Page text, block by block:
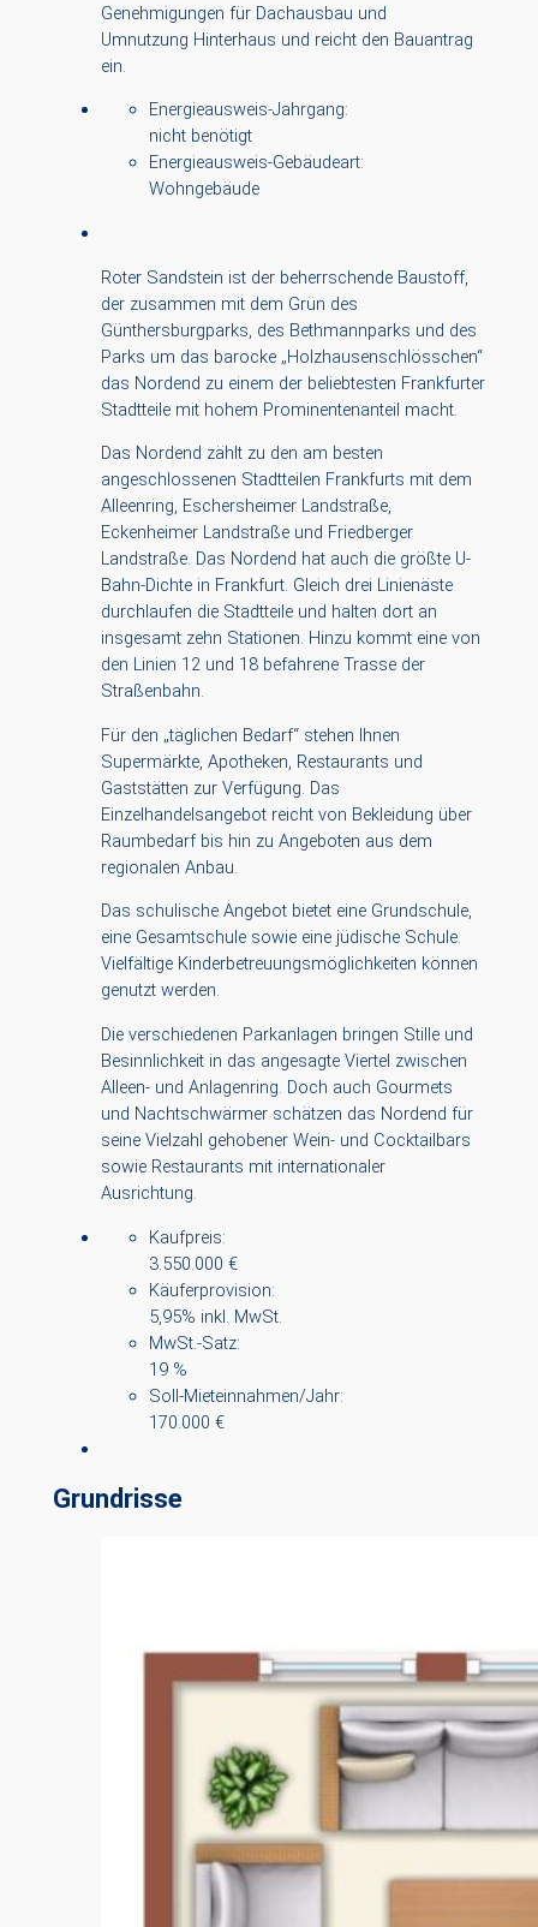
Genehmigungen für Dachausbau und
Umnutzung Hinterhaus und reicht den Bauantrag
ein.
Energieausweis-Jahrgang:
nicht benötigt
Energieausweis-Gebäudeart:
Wohngebäude
Roter Sandstein ist der beherrschende Baustoff,
der zusammen mit dem Grün des
Günthersburgparks, des Bethmannparks und des
Parks um das barocke „Holzhausenschlösschen“
das Nordend zu einem der beliebtesten Frankfurter
Stadtteile mit hohem Prominentenanteil macht.
Das Nordend zählt zu den am besten
angeschlossenen Stadtteilen Frankfurts mit dem
Alleenring, Eschersheimer Landstraße,
Eckenheimer Landstraße und Friedberger
Landstraße. Das Nordend hat auch die größte U-
Bahn-Dichte in Frankfurt. Gleich drei Linienäste
durchlaufen die Stadtteile und halten dort an
insgesamt zehn Stationen. Hinzu kommt eine von
den Linien 12 und 18 befahrene Trasse der
Straßenbahn.
Für den „täglichen Bedarf“ stehen Ihnen
Supermärkte, Apotheken, Restaurants und
Gaststätten zur Verfügung. Das
Einzelhandelsangebot reicht von Bekleidung über
Raumbedarf bis hin zu Angeboten aus dem
regionalen Anbau.
Das schulische Angebot bietet eine Grundschule,
eine Gesamtschule sowie eine jüdische Schule.
Vielfältige Kinderbetreuungsmöglichkeiten können
genutzt werden.
Die verschiedenen Parkanlagen bringen Stille und
Besinnlichkeit in das angesagte Viertel zwischen
Alleen- und Anlagenring. Doch auch Gourmets
und Nachtschwärmer schätzen das Nordend für
seine Vielzahl gehobener Wein- und Cocktailbars
sowie Restaurants mit internationaler
Ausrichtung.
Kaufpreis:
3.550.000 €
Käuferprovision:
5,95% inkl. MwSt.
MwSt.-Satz:
19 %
Soll-Mieteinnahmen/Jahr:
170.000 €
Grundrisse